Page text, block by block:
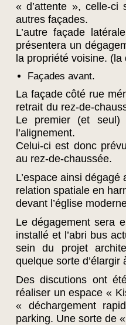
« d’attente », celle-
autres façades.
L’autre façade
présentera un
la propriété voisine.
Façades avant.
La façade côté rue
retrait du rez-de-
Le premier (et seul)
l’alignement.
Celui-ci est donc
au rez-de-chaussée.
L’espace ainsi
relation spatiale en
devant l’église
Le dégagement sera
installé et l’abri bus
sein du projet
quelque sorte d’élargir
Des discutions ont
réaliser un espace «
« déchargement
parking. Une sorte de